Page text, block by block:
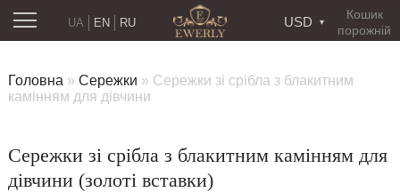
Кошик
порожній
USD
RU
UA EN
Головна » Сережки » Сережки зі срібла з блакитним
камінням для дівчини
Сережки зі срібла з блакитним камінням для
дівчини (золоті вставки)